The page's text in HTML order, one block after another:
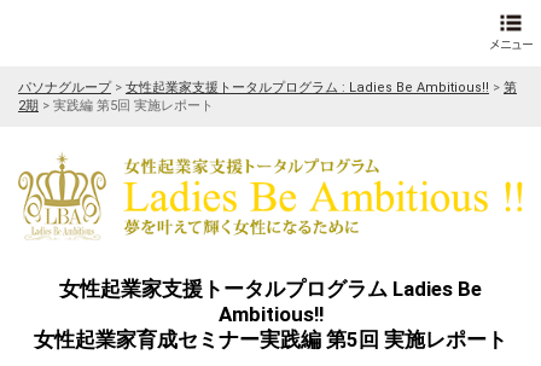
パソナグループ> 女性起業家支援トータルプログラム : Ladies Be Ambitious!! > 第
2期 > 実践編 第5回 実施レポート
女性起業家支援トータルプログラム Ladies Be
Ambitious!!
女性起業家育成セミナー実践編 第5回 実施レポート